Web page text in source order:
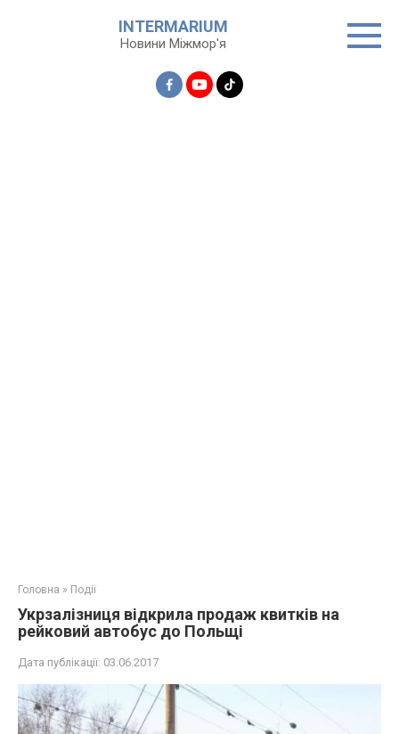
INTERMARIUM
Новини Міжмор'я
Головна » Події
Укрзалізниця відкрила продаж квитків на
рейковий автобус до Польщі
Дата публікації: 03.06.2017